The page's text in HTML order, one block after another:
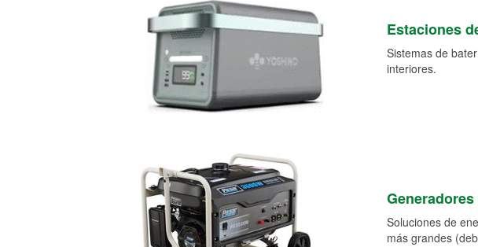
Estaciones
Sistemas de
interiores.
Soluciones de
más grandes